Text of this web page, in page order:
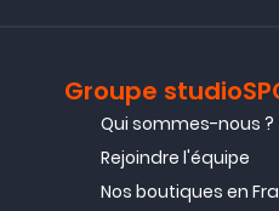
Groupe
Qui sommes-nous ?
Rejoindre l'équipe
Nos boutiques en